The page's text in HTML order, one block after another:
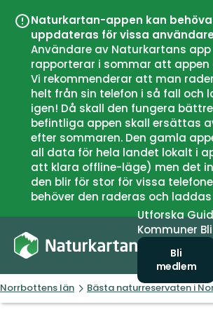
Naturkartan-appen kan behöva
uppdateras för vissa
Användare av Naturkartans
rapporterar i sommar att appen
Vi rekommenderar att man
helt från sin telefon i så fall och
igen! Då skall den fungera
befintliga appen skall ersättas
efter sommaren. Den gamla
all data för hela landet lokalt i
att klara offline-läge) men det
den blir för stor för vissa
behöver den raderas och
Utforska
Kommuner
Bli
medlem
Norrbottens län Bästa naturreservaten i